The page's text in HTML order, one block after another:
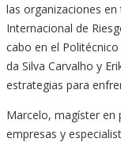
las organizaciones
Internacional de
cabo en el
da Silva Carvalho y
estrategias para
Marcelo, magíster en
empresas y